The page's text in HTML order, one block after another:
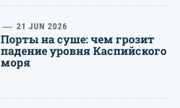
21 JUN 2026
Порты на суше: чем грозит
падение уровня Каспийского
моря